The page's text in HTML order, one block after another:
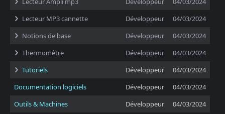
Lecteur MP3 cannette
Développeur
04/03/2024
Notions de base
Développeur
04/03/2024
Thermomètre
Développeur
04/03/2024
Tutoriels
Développeur
04/03/2024
Documentation logiciels
Développeur
04/03/2024
Outils & Machines
Développeur
04/03/2024